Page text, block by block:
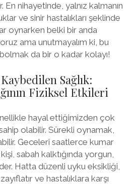
nihayetinde, yalnız kalmanın
ve sinir hastalıkları şeklinde
oynarken belki bir anda
ama unutmayalım ki, bu
da bir o kadar kolayı!
Sağlık:
Fiziksel Etkileri
hayal ettiğimizden çok
olabilir. Sürekli oynamak,
Geceleri saatlerce kumar
sabah kalktığında yorgun,
Hatta düzenli uyku eksikliği,
ve hastalıklara karşı